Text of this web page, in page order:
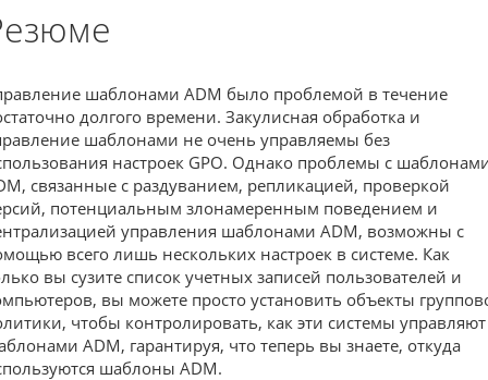
шаблонами ADM было проблемой в течение
долгого времени. Закулисная обработка и
шаблонами не очень управляемы без
настроек GPO. Однако проблемы с
связанные с раздуванием, репликацией, проверкой
потенциальным злонамеренным поведением и
управления шаблонами ADM, возможны с
всего лишь нескольких настроек в системе. Как
вы сузите список учетных записей пользователей и
вы можете просто установить объекты
чтобы контролировать, как эти системы управляют
ADM, гарантируя, что теперь вы знаете, откуда
шаблоны ADM.